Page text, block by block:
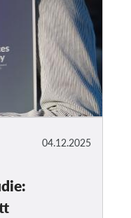
04.12.2025